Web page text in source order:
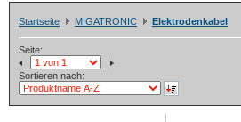
Startseite MIGATRONIC Elektrodenkabel
Seite:
Sortieren nach: